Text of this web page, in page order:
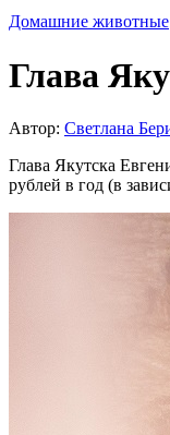
Домашние животные
Глава
Автор: Светлана
Глава Якутска
рублей в год (в